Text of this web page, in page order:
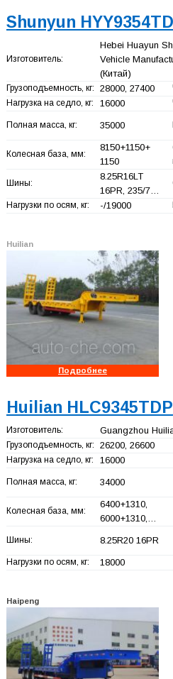
Shunyun
Изготовитель:
Hebei Huayun
Vehicle
(Китай)
Грузоподъемность, кг: 28000, 27400
Нагрузка на седло, кг: 16000
Полная масса, кг: 35000
Колесная база, мм:
8150+1150+
1150
Шины:
8.25R16LT
16PR, 235/7…
Нагрузки по осям, кг: -/19000
Huilian
Подробнее
Huilian HLC9345TDP
Изготовитель: Guangzhou
Грузоподъемность, кг: 26200, 26600
Нагрузка на седло, кг: 16000
Полная масса, кг: 34000
Колесная база, мм:
6400+1310,
6000+1310,…
Шины: 8.25R20 16PR
Нагрузки по осям, кг: 18000
Haipeng